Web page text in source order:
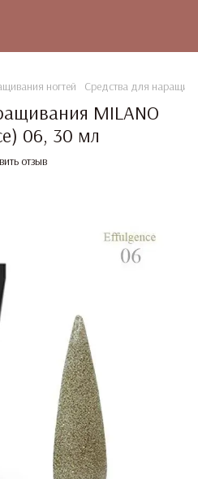
ногтей Средства для
MILANO
06, 30 мл
отзыв